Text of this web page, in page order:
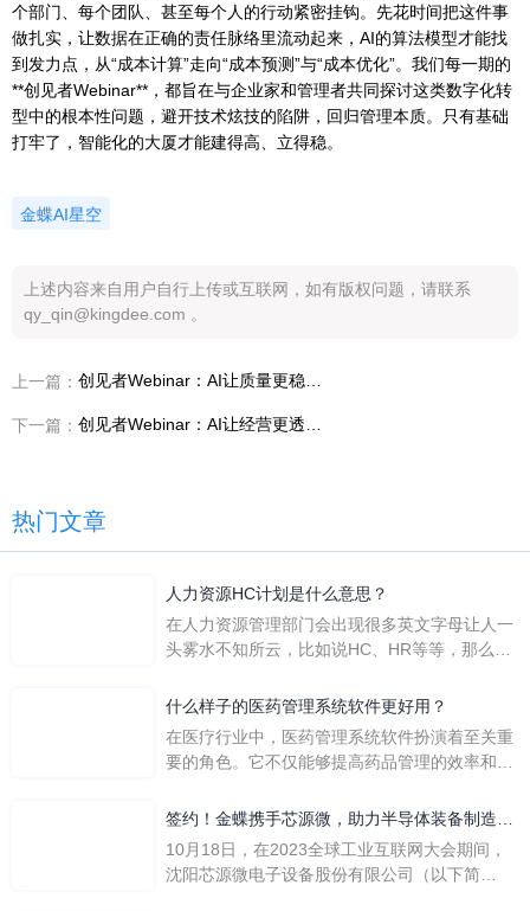
个部门、每个团队、甚至每个人的行动紧密挂钩。先花时间把这件事
做扎实，让数据在正确的责任脉络里流动起来，AI的算法模型才能找
到发力点，从“成本计算”走向“成本预测”与“成本优化”。我们每一期的
**创见者Webinar**，都旨在与企业家和管理者共同探讨这类数字化转
型中的根本性问题，避开技术炫技的陷阱，回归管理本质。只有基础
打牢了，智能化的大厦才能建得高、立得稳。
金蝶AI星空
上述内容来自用户自行上传或互联网，如有版权问题，请联系
qy_qin@kingdee.com 。
上一篇：
下一篇：
热门文章
人力资源HC计划是什么意思？
在人力资源管理部门会出现很多英文字母让人一
头雾水不知所云，比如说HC、HR等等，那么它
么呢？
什么样子的医药管理系统软件更好用？
在医疗行业中，医药管理系统软件扮演着至关重
要的角色。它不仅能够提高药品管理的效率和准
一个好用的医药管理系统软件应具备以下特点。
地进行操作。 复杂的
签约！金蝶携手芯源微，助力半导体装备制造领
先企业迈向世界
10月18日，在2023全球工业互联网大会期间，
沈阳芯源微电子设备股份有限公司（以下简